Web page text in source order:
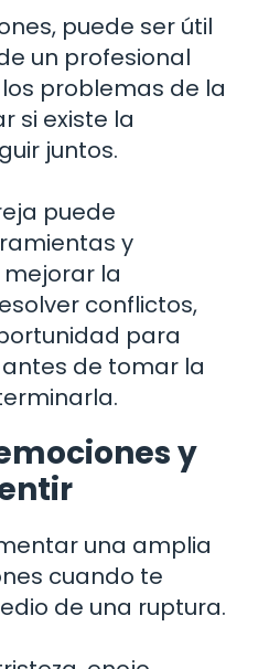
puede ser útil
un profesional
problemas de la
si existe la
juntos.
puede
y
la
conflictos,
para
de tomar la
y
una amplia
cuando te
de una ruptura.